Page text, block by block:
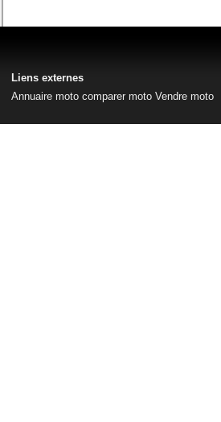
Liens externes
Annuaire moto comparer moto Vendre moto